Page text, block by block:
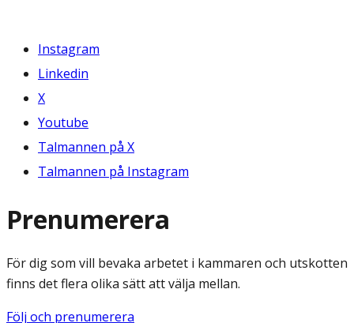
Instagram
Linkedin
X
Youtube
Talmannen på X
Talmannen på Instagram
Prenumerera
För dig som vill bevaka arbetet i kammaren och utskotten
finns det flera olika sätt att välja mellan.
Följ och prenumerera